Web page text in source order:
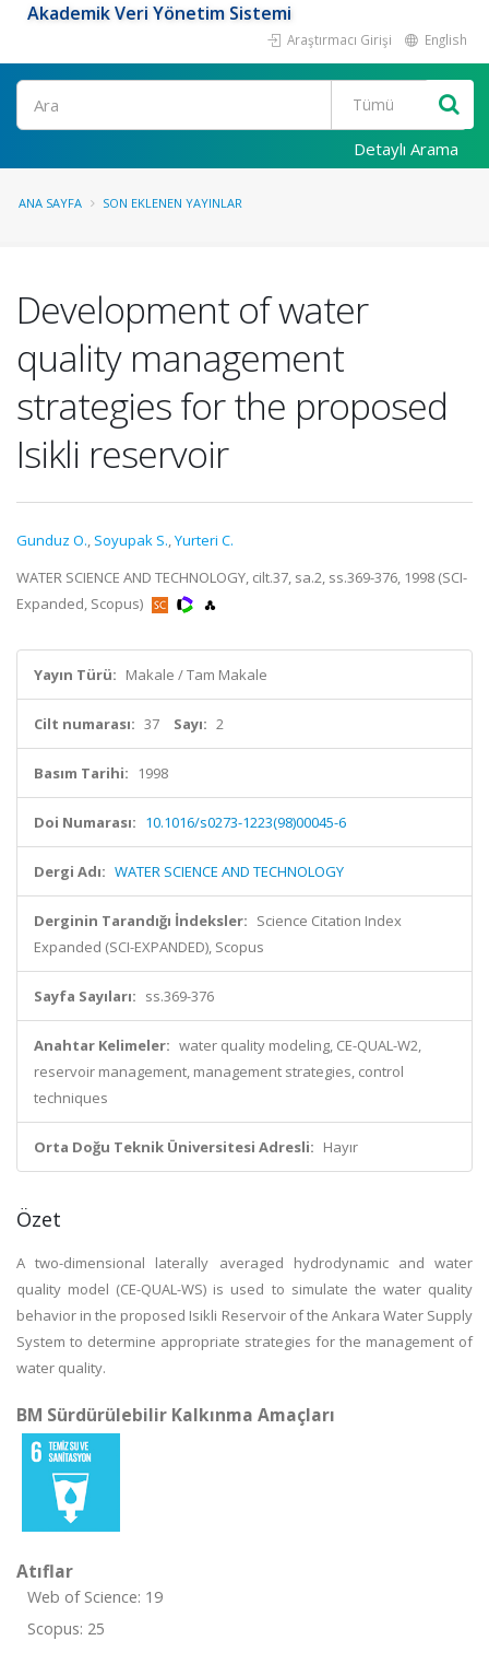
Akademik Veri Yönetim Sistemi
Araştırmacı Girişi English
Ara
Detaylı Arama
ANA SAYFA SON EKLENEN YAYINLAR
Development of water
quality management
strategies for the proposed
Isikli reservoir
Gunduz O. Soyupak S. Yurteri C.
WATER SCIENCE AND TECHNOLOGY, cilt.37, sa.2, ss.369-376, 1998 (SCI-
Expanded, Scopus)
Yayın Türü: Makale / Tam Makale
Cilt numarası: 37 Sayı: 2
Basım Tarihi: 1998
Doi Numarası: 10.1016/s0273-1223(98)00045-6
Dergi Adı: WATER SCIENCE AND TECHNOLOGY
Derginin Tarandığı İndeksler: Science Citation Index
Expanded (SCI-EXPANDED), Scopus
Sayfa Sayıları: ss.369-376
Anahtar Kelimeler: water quality modeling, CE-QUAL-W2,
reservoir management, management strategies, control
techniques
Orta Doğu Teknik Üniversitesi Adresli: Hayır
Özet
A two-dimensional laterally averaged hydrodynamic and water
quality model (CE-QUAL-WS) is used to simulate the water quality
behavior in the proposed Isikli Reservoir of the Ankara Water Supply
System to determine appropriate strategies for the management of
water quality.
BM Sürdürülebilir Kalkınma Amaçları
Atıflar
Web of Science: 19
Scopus: 25